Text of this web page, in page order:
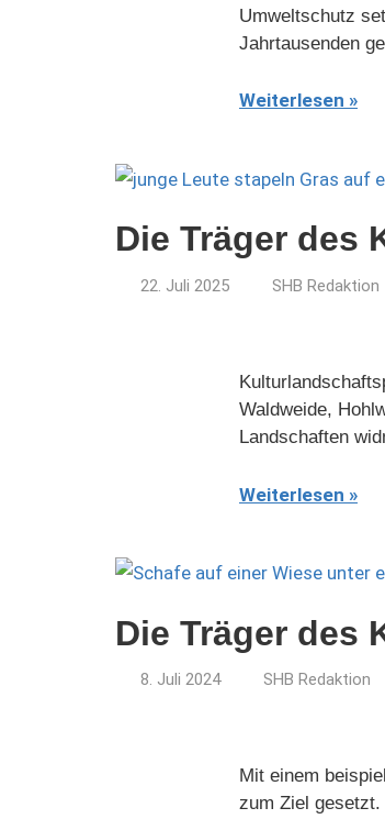
Umweltschutz
Jahrtausenden
Weiterlesen
Die Träger des
22. Juli 2025 SHB Redaktion
Waldweide,
Landschaften
Weiterlesen
Die Träger des
8. Juli 2024 SHB Redaktion
Mit einem
zum Ziel gesetzt.